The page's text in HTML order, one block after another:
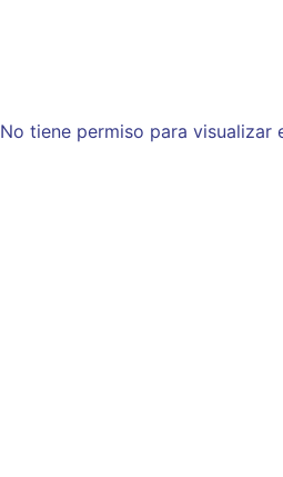
No tiene permiso para